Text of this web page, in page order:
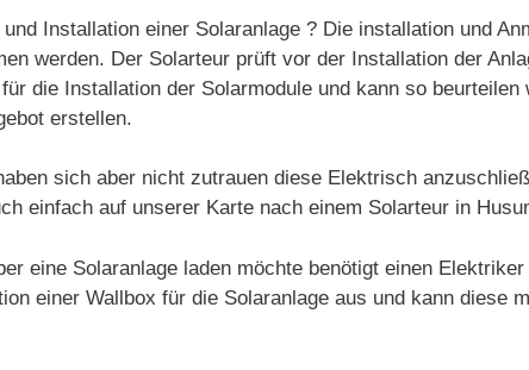
Installation einer Solaranlage ? Die installation und
werden. Der Solarteur prüft vor der Installation der
die Installation der Solarmodule und kann so beurteilen
erstellen.
sich aber nicht zutrauen diese Elektrisch
einfach auf unserer Karte nach einem Solarteur in
eine Solaranlage laden möchte benötigt einen
einer Wallbox für die Solaranlage aus und kann diese